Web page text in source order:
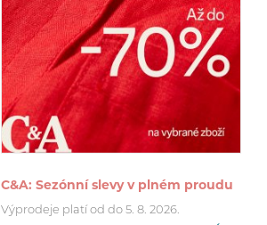
C&A: Sezónní slevy v plném proudu
Výprodeje platí od do 5. 8. 2026.